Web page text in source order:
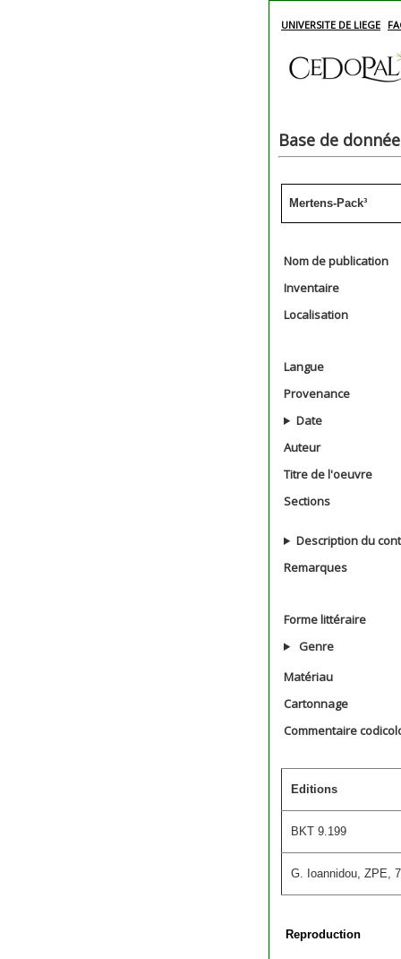
UNIVERSITE DE LIEGE
Base de
Mertens-Pack³
Nom de publication
Inventaire
Localisation
Langue
Provenance
Date
Auteur
Titre de l'oeuvre
Sections
Description du
Remarques
Forme littéraire
Genre
Matériau
Cartonnage
Commentaire
Editions
BKT 9.199
G. Ioannidou, ZPE,
Reproduction